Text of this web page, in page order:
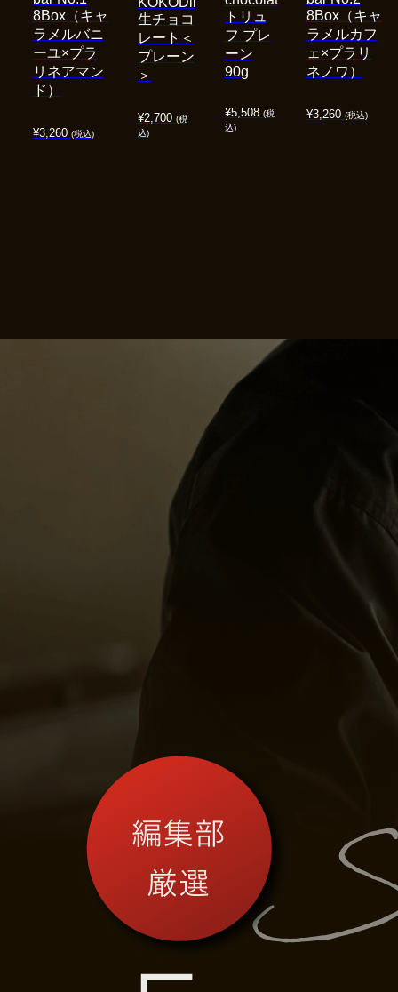
¥3,260 (税込)
8Box（キャ
ラメルバニ
ーユ×プラ
リネアマン
ド）
¥2,700 (税
込)
生チョコ
レート＜
プレーン
＞
¥5,508 (税
込)
トリュ
フ プレ
ーン
90g
¥3,260 (税込)
8Box（キャ
ラメルカフ
ェ×プラリ
ネノワ）